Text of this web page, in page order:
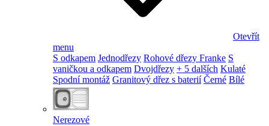
Otevřít
menu
S odkapem Jednodřezy Rohové dřezy Franke S
vaničkou a odkapem Dvojdřezy + 5 dalších Kulaté
Spodní montáž Granitový dřez s baterií Černé Bílé
Nerezové